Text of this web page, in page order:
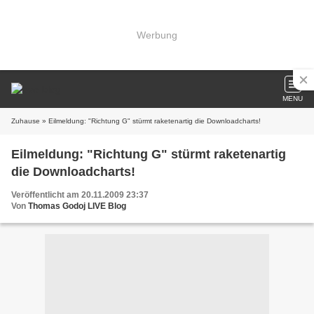
Werbung
MENU
Zuhause » Eilmeldung: "Richtung G" stürmt raketenartig die Downloadcharts!
Eilmeldung: "Richtung G" stürmt raketenartig
die Downloadcharts!
Veröffentlicht am 20.11.2009 23:37
Von Thomas Godoj LIVE Blog